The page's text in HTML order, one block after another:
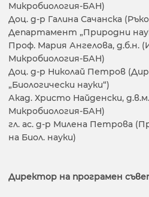
Микробиология-БАН)
Доц. д-р Галина Сачанска
Департамент „Природни
Проф. Мария Ангелова,
Микробиология-БАН)
Доц. д-р Николай Петров
„Биологически науки“)
Акад. Христо Найденски,
Микробиология-БАН)
гл. ас. д-р Милена Петрова
на Биол. науки)
Директор на програмен